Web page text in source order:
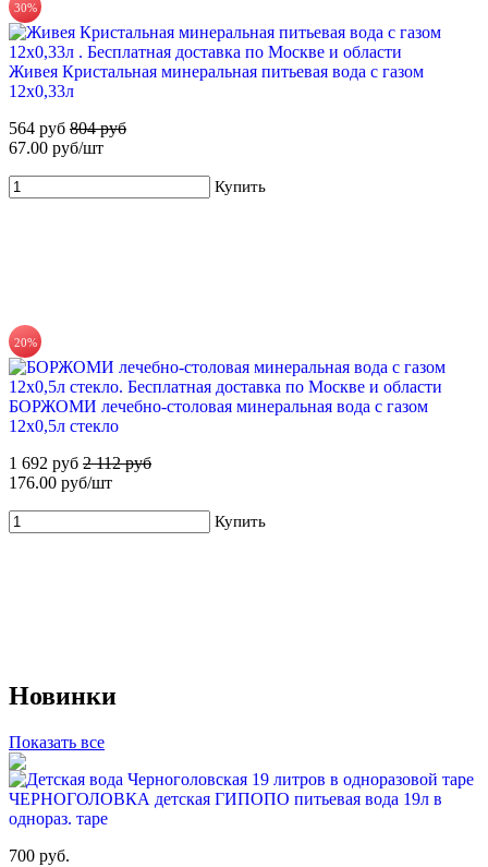
68%
30%
Живея Кристальная минеральная питьевая вода с газом
12х0,33л
564 руб 804 руб
67.00 руб/шт
Купить
20%
БОРЖОМИ лечебно-столовая минеральная вода с газом
12х0,5л стекло
1 692 руб 2 112 руб
176.00 руб/шт
Купить
Новинки
Показать все
ЧЕРНОГОЛОВКА детская ГИПОПО питьевая вода 19л в
однораз. таре
700 руб.